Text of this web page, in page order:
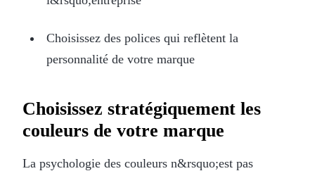
Choisissez des polices qui reflètent la
personnalité de votre marque
Choisissez stratégiquement les
couleurs de votre marque
La psychologie des couleurs n&rsquo;est pas